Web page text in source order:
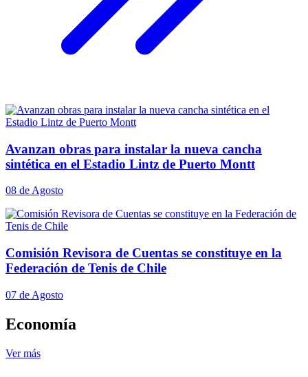
Avanzan obras para instalar la nueva cancha
sintética en el Estadio Lintz de Puerto Montt
08 de Agosto
Comisión Revisora de Cuentas se constituye en la
Federación de Tenis de Chile
07 de Agosto
Economía
Ver más